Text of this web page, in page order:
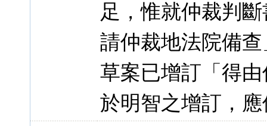
足，惟就仲裁判
請仲裁地法院備
草案已增訂「得
於明智之增訂，